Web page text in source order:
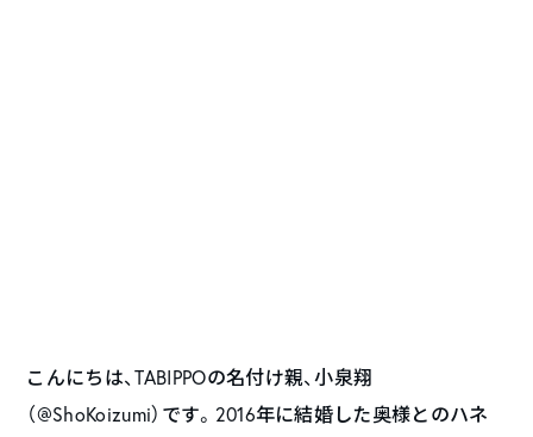
こんにちは、TABIPPOの名付け親、小泉翔
（@ShoKoizumi）です。2016年に結婚した奥様とのハネ